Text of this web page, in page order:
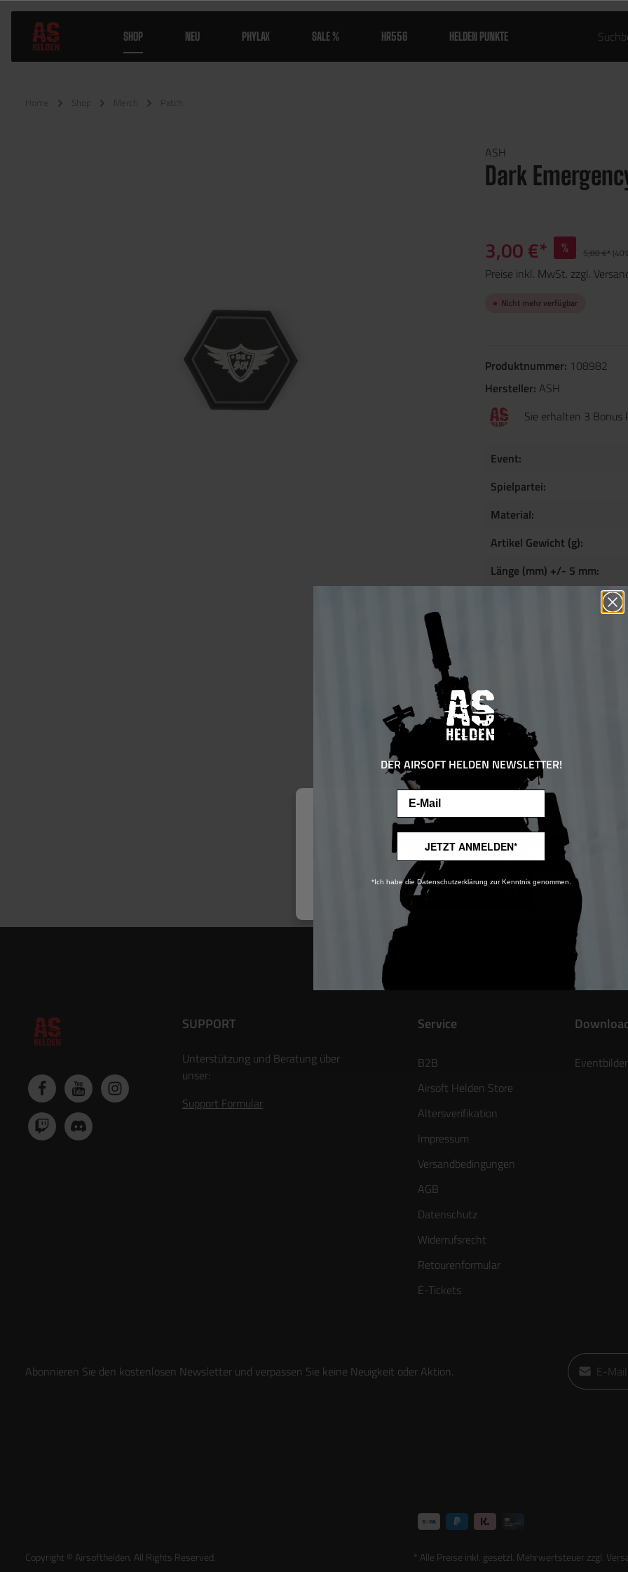
SHOP NEU PHYLAX SALE % HR556 HELDEN PUNKTE
Home Shop Merch Patch
ASH
Dark
3,00 €* % 5,00 €*
Preise inkl. MwSt. zzgl.
Nicht mehr verfügbar
Produktnummer: 108982
Hersteller: ASH
Sie erhalten 3 Bonus
Event:
Spielpartei:
Material:
Artikel Gewicht (g):
Länge (mm) +/- 5 mm:
Hersteller /
Abonnieren Sie den kostenlosen Newsletter und verpassen Sie keine Neuigkeit oder Aktion.
E-Mail-
SUPPORT
Unterstützung und Beratung über
unser:
Support Formular.
Service
B2B
Airsoft Helden Store
Altersverifikation
Impressum
Versandbedingungen
AGB
Datenschutz
Widerrufsrecht
Retourenformular
E-Tickets
Eventbilder
Copyright © Airsofthelden. All Rights Reserved. * Alle Preise inkl. gesetzl. Mehrwertsteuer zzgl.
Diese Website verwendet Cookies, um eine bestmögliche Erfahrung bieten zu
können.Mehr Informationen ...
Nur technisch notwendige
Konfigurieren
DER AIRSOFT HELDEN NEWSLETTER!
JETZT ANMELDEN*
*Ich habe die Datenschutzerklärung zur Kenntnis genommen.